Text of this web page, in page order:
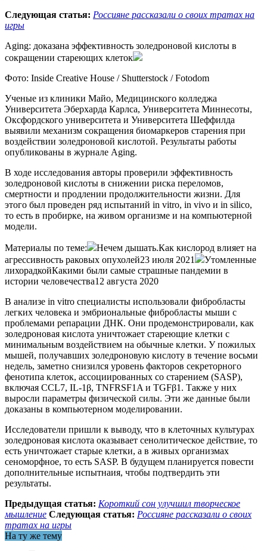
Следующая статья: Россияне рассказали о своих тратах на
игры
Aging: доказана эффективность золедроновой кислоты в
сокращении стареющих клеток
Фото: Inside Creative House / Shutterstock / Fotodom
Ученые из клиники Майо, Медицинского колледжа
Университета Эберхарда Карлса, Университета Миннесоты,
Оксфордского университета и Университета Шеффилда
выявили механизм сокращения биомаркеров старения при
воздействии золедроновой кислотой. Результаты работы
опубликованы в журнале Aging.
В ходе исследования авторы проверили эффективность
золедроновой кислоты в снижении риска переломов,
смертности и продлении продолжительности жизни. Для
этого был проведен ряд испытаний in vitro, in vivo и in silico,
то есть в пробирке, на живом организме и на компьютерной
модели.
Материалы по теме:
Нечем дышать.Как кислород влияет на
агрессивность раковых опухолей23 июля 2021
Утомленные
лихорадкойКакими были самые страшные пандемии в
истории человечества12 августа 2020
В анализе in vitro специалисты использовали фибробласты
легких человека и эмбриональные фибробласты мыши с
проблемами репарации ДНК. Они продемонстрировали, как
золедроновая кислота уничтожает стареющие клетки с
минимальным воздействием на обычные клетки. У пожилых
мышей, получавших золедроновую кислоту в течение восьми
недель, заметно снизился уровень факторов секреторного
фенотипа клеток, ассоциированных со старением (SASP),
включая CCL7, IL-1β, TNFRSF1A и TGFβ1. Также у них
выросли параметры физической силы. Эти же данные были
доказаны в компьютерном моделировании.
Исследователи пришли к выводу, что в клеточных культурах
золедроновая кислота оказывает сенолитическое действие, то
есть уничтожает старые клетки, а в живых организмах
сеноморфное, то есть SASP. В будущем планируется повести
дополнительные испытнаия, чтобы подтвердить эти
результаты.
Предыдущая статья: Короткий сон улучшил творческое
мышление Следующая статья: Россияне рассказали о своих
тратах на игры
На ту же тему